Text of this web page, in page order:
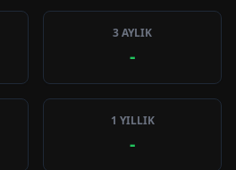
3 AYLIK
-
1 YILLIK
-